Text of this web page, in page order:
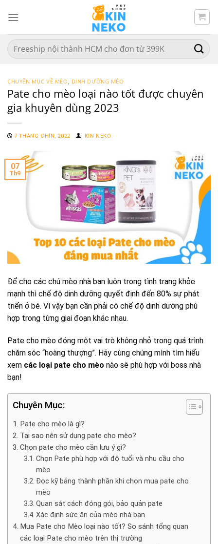
đến
dung
Search
for:
CHUYÊN MỤC VỀ MÈO DINH DƯỠNG MÈO
Pate cho mèo loại nào tốt được chuyên
gia khuyên dùng 2023
7 THÁNG CHÍN, 2022 KIN NEKO
07
Th9
Để cho các chú mèo nhà bạn luôn trong tình trạng khỏe
mạnh thì chế độ dinh dưỡng quyết định đến 80% sự phát
triển ở bé. Vì vậy bạn cần phải có chế độ dinh dưỡng phù
hợp trong từng giai đoạn khác nhau.
Pate cho mèo đóng một vai trò không nhỏ trong quá trình
chăm sóc “hoàng thượng”. Hãy cùng chúng mình tìm hiểu
xem các loại pate cho mèo nào sẽ phù hợp với boss nhà
bạn!
Chuyên Mục:
Pate cho mèo là gì?
Tại sao nên sử dụng pate cho mèo?
Chọn pate cho mèo cần lưu ý gì?
Chọn Pate phù hợp với độ tuổi và nhu cầu cho
mèo
Đọc kỹ bảng thành phần khi chọn mua pate cho
mèo
Quan sát cách đóng gói, bảo quản pate
Xác định sức ăn của mèo nhà bạn
Mua Pate cho Mèo loại nào tốt? So sánh tổng quan
các loại Pate cho mèo trên thị trường